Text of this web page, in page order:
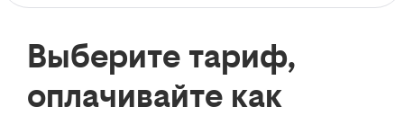
Выберите тариф,
оплачивайте как